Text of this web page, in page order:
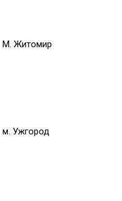
М. Житомир
м. Ужгород